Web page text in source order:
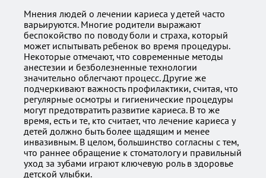
Мнения людей о лечении кариеса у детей часто
варьируются. Многие родители выражают
беспокойство по поводу боли и страха, который
может испытывать ребенок во время процедуры.
Некоторые отмечают, что современные методы
анестезии и безболезненные технологии
значительно облегчают процесс. Другие же
подчеркивают важность профилактики, считая, что
регулярные осмотры и гигиенические процедуры
могут предотвратить развитие кариеса. В то же
время, есть и те, кто считает, что лечение кариеса у
детей должно быть более щадящим и менее
инвазивным. В целом, большинство согласны с тем,
что раннее обращение к стоматологу и правильный
уход за зубами играют ключевую роль в здоровье
детской улыбки.